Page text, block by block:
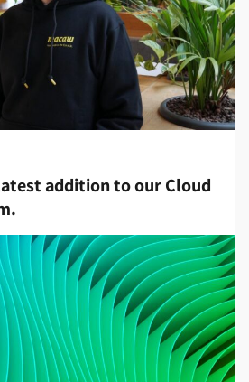
addition to our Cloud